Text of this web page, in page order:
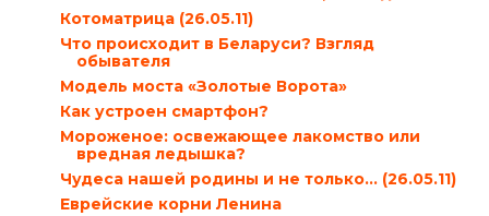
Котоматрица (26.05.11)
Что происходит в Беларуси? Взгляд
обывателя
Модель моста «Золотые Ворота»
Как устроен смартфон?
Мороженое: освежающее лакомство или
вредная ледышка?
Чудеса нашей родины и не только… (26.05.11)
Еврейские корни Ленина